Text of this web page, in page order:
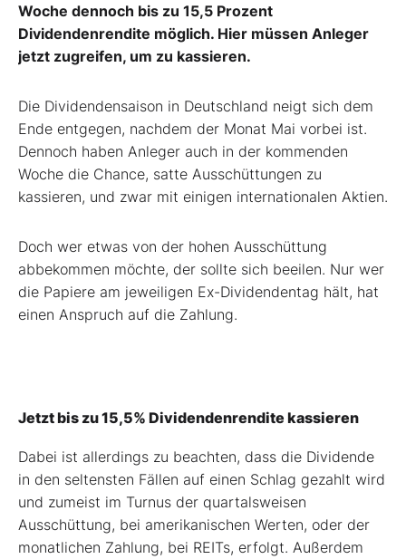
Woche dennoch bis zu 15,5 Prozent
Dividendenrendite möglich. Hier müssen Anleger
jetzt zugreifen, um zu kassieren.
Die Dividendensaison in Deutschland neigt sich dem
Ende entgegen, nachdem der Monat Mai vorbei ist.
Dennoch haben Anleger auch in der kommenden
Woche die Chance, satte Ausschüttungen zu
kassieren, und zwar mit einigen internationalen Aktien.
Doch wer etwas von der hohen Ausschüttung
abbekommen möchte, der sollte sich beeilen. Nur wer
die Papiere am jeweiligen Ex-Dividendentag hält, hat
einen Anspruch auf die Zahlung.
Jetzt bis zu 15,5% Dividendenrendite kassieren
Dabei ist allerdings zu beachten, dass die Dividende
in den seltensten Fällen auf einen Schlag gezahlt wird
und zumeist im Turnus der quartalsweisen
Ausschüttung, bei amerikanischen Werten, oder der
monatlichen Zahlung, bei REITs, erfolgt. Außerdem